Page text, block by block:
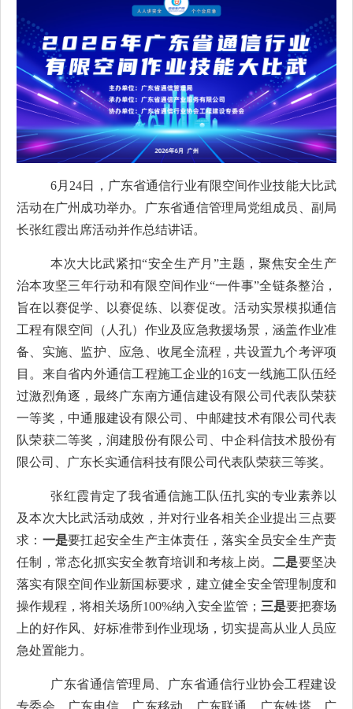
6月 24日，广东省通信行业有限空间作业技能大比武
活动在广州成功举办。广东省通信管理局党组成员、副局
长张红霞出席活动并作总结讲话。
本次大比武紧扣“安全生产月”主题，聚焦安全生产
治本攻坚三年行动和有限空间作业“一件事”全链条整治，
旨在以赛促学、以赛促练、以赛促改。活动实景模拟通信
工程有限空间（人孔）作业及应急救援场景，涵盖作业准
备、实施、监护、应急、收尾全流程，共设置九个考评项
目。来自省内外通信工程施工企业的16支一线施工队伍经
过激烈角逐， 最终广东南方通信建设有限公司代表队荣获
一等奖， 中通服建设有限公司、中邮建技术有限公司 代表
队荣获二等奖， 润建股份有限公司、中企科信技术股份有
限公司、广东长实通信科技有限公司代表队荣获三等奖。
张红霞肯定了我省通信施工队伍扎实的专业素养以
及本次大比武活动成效，并对行业各相关企业提出三点要
求： 一是要扛起安全生产主体责任，落实全员安全生产责
任制，常态化抓实安全教育培训和考核上岗。 二是要坚决
落实有限空间作业新国标要求，建立健全安全管理制度和
操作规程，将相关场所100%纳入安全监管； 三是要把赛场
上的好作风、好标准带到作业现场，切实提高从业人员应
急处置能力。
广东省通信管理局、广东省通信行业协会工程建设
专委会、广东电信、广东移动、广东联通、广东铁塔、广